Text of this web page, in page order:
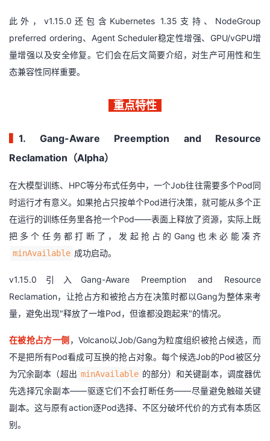
此外，v1.15.0还包含Kubernetes 1.35支持、NodeGroup
preferred ordering、Agent Scheduler稳定性增强、GPU/vGPU增
量增强以及安全修复。它们会在后文简要介绍，对生产可用性和生
态兼容性同样重要。
重点特性
1. Gang-Aware Preemption and Resource
Reclamation（Alpha）
在大模型训练、HPC等分布式任务中，一个Job往往需要多个Pod同
时运行才有意义。如果抢占只按单个Pod进行决策，就可能从多个正
在运行的训练任务里各抢一个Pod——表面上释放了资源，实际上既
把多个任务都打断了，发起抢占的Gang也未必能凑齐
minAvailable 成功启动。
v1.15.0引入Gang-Aware Preemption and Resource
Reclamation，让抢占方和被抢占方在决策时都以Gang为整体来考
量，避免出现"释放了一堆Pod，但谁都没跑起来"的情况。
在被抢占方一侧 ，Volcano以Job/Gang为粒度组织被抢占候选，而
不是把所有Pod看成可互换的抢占对象。每个候选Job的Pod被区分
为冗余副本（超出 minAvailable 的部分）和关键副本，调度器优
先选择冗余副本——驱逐它们不会打断任务——尽量避免触碰关键
副本。这与原有action逐Pod选择、不区分破坏代价的方式有本质区
别。